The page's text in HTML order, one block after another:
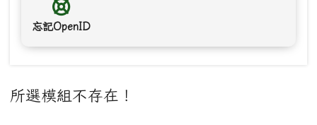
忘記OpenID
主內容區域
所選模組不存在！